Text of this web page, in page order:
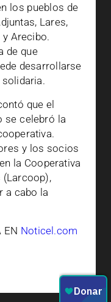
los pueblos de
Lares,
y Arecibo.
de que
desarrollarse
que el
se celebró la
y los socios
la Cooperativa
(Larcoop),
a cabo la
EN Noticel.com